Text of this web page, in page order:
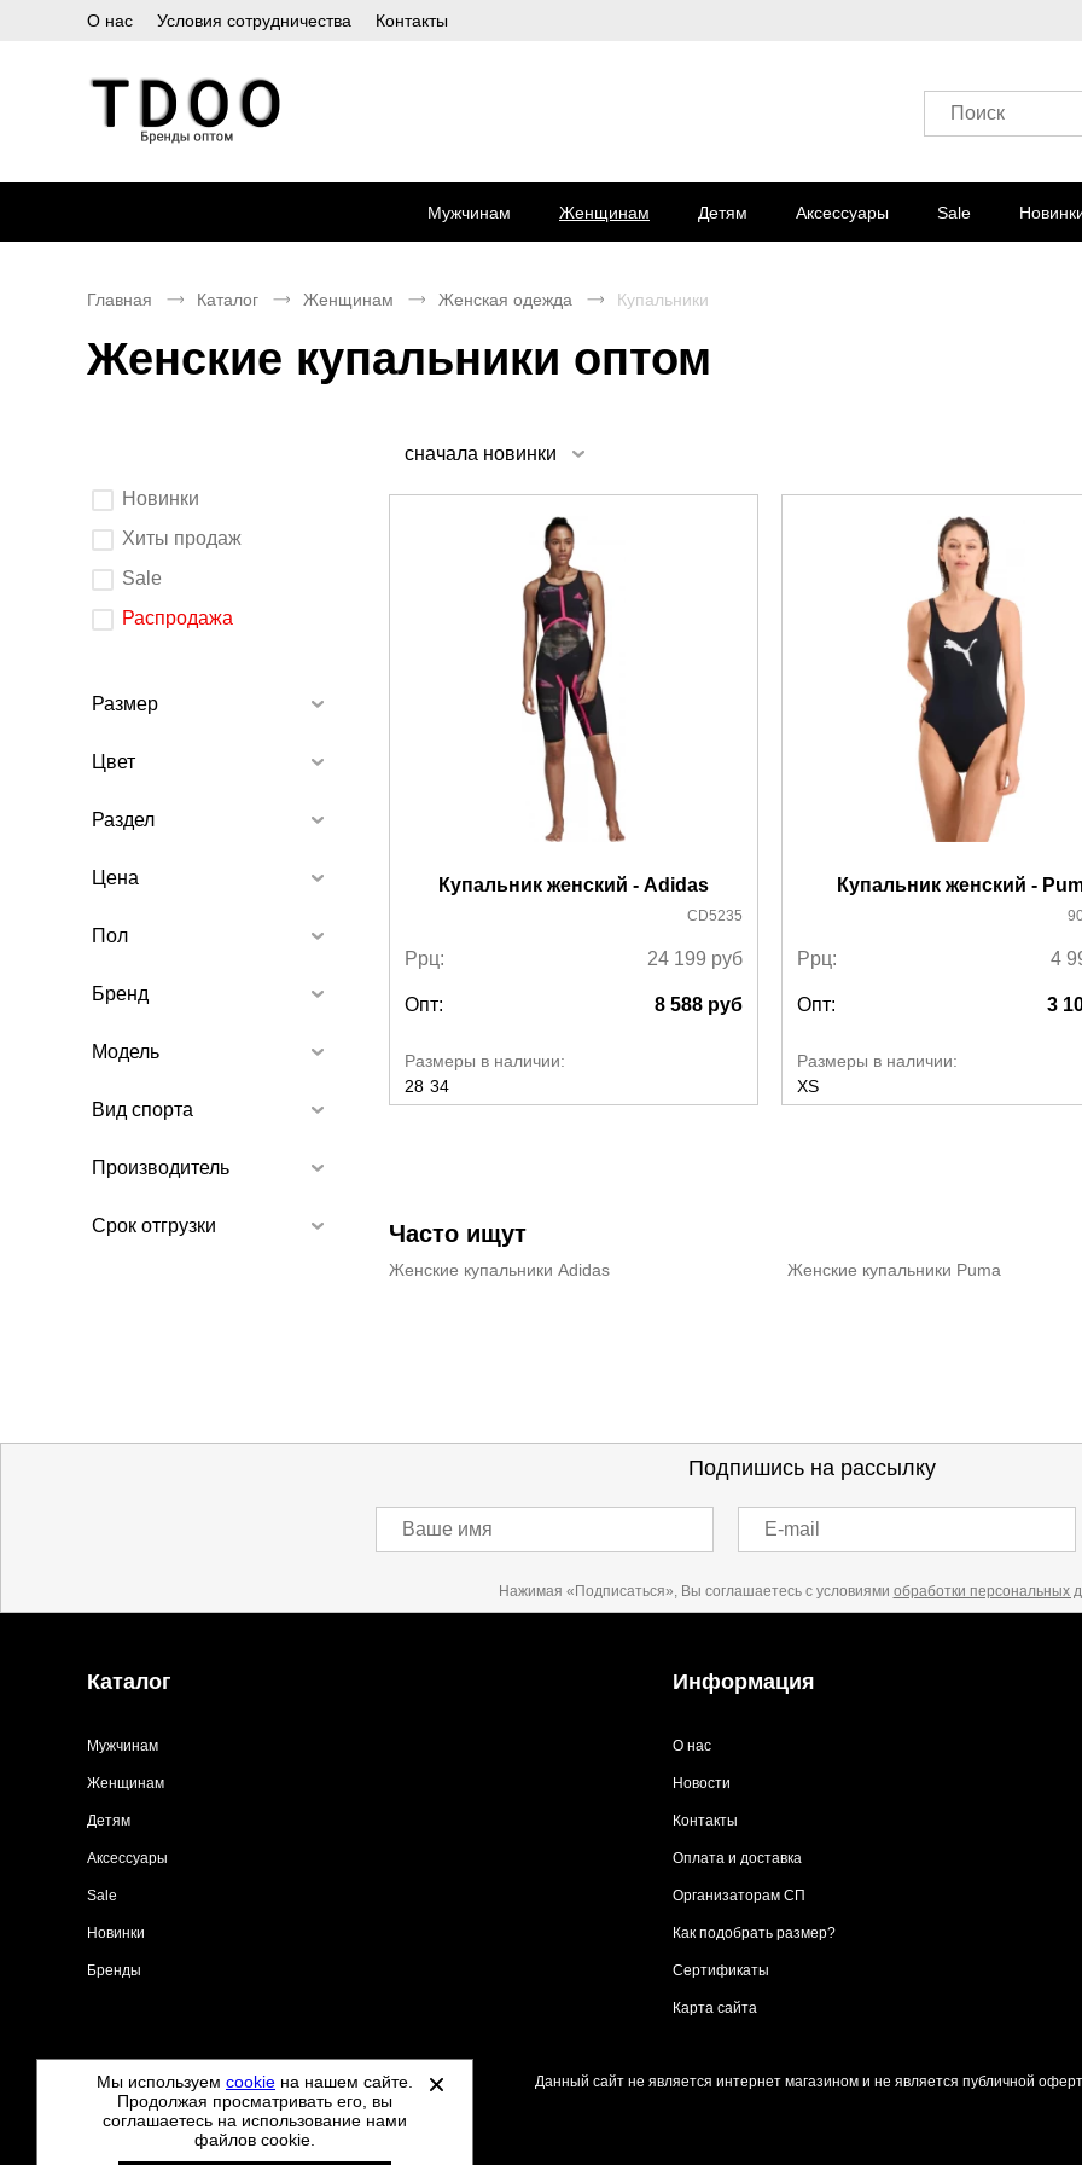
О нас Условия сотрудничества Контакты
Поиск
Мужчинам Женщинам Детям Аксессуары Sale
Главная Каталог Женщинам Женская одежда Купальники
Женские купальники оптом
Выберите
параметры
После
изменения
элемента
ввода
обновится.
Новинки
Хиты продаж
Sale
Распродажа
Размер
Цвет
Раздел
Цена
Пол
Бренд
Модель
Вид спорта
Производитель
Срок отгрузки
сначала новинки
Купальник женский - Adidas
CD5235
Ррц: 24 199 руб
Опт: 8 588 руб
Размеры в наличии:
28 34
Купальник женский -
Ррц: 4
Опт: 3
Размеры в наличии:
XS
Часто ищут
Женские купальники Adidas Женские купальники Puma
Подпишись на рассылку
Ваше имя E-mail
Нажимая «Подписаться», Вы соглашаетесь с условиями обработки персональных
Каталог
Мужчинам
Женщинам
Детям
Аксессуары
Sale
Новинки
Бренды
Информация
О нас
Новости
Контакты
Оплата и доставка
Организаторам СП
Как подобрать размер?
Сертификаты
Карта сайта
©2021-2026 - Tdoo.ru - все права защищены. Данный сайт не является интернет магазином и не является публичной
Мы используем cookie на нашем сайте.
Продолжая просматривать его, вы
соглашаетесь на использование нами
файлов cookie.